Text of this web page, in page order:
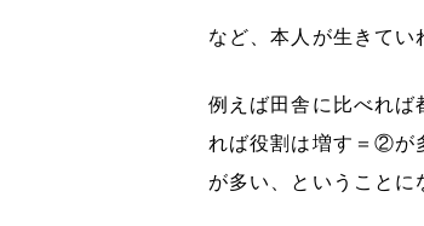
など、本人が生きてい
例えば田舎に比べれ
れば役割は増す＝②が
が多い、ということに